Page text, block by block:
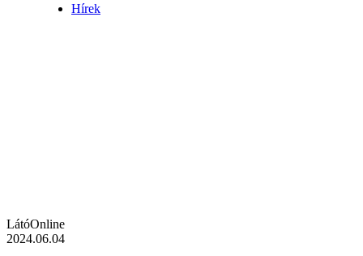
Hírek
LátóOnline
2024.06.04